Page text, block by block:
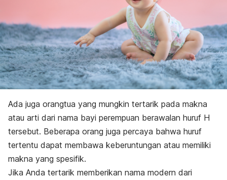
Ada juga orangtua yang mungkin tertarik pada makna
atau arti dari nama bayi perempuan berawalan huruf H
tersebut. Beberapa orang juga percaya bahwa huruf
tertentu dapat membawa keberuntungan atau memiliki
makna yang spesifik.
Jika Anda tertarik memberikan nama modern dari